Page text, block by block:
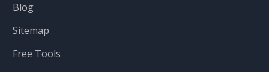
Blog
Sitemap
Free Tools